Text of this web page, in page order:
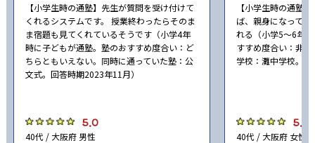
【小学生時の通塾】先生が質問を受け付けて
くれるシステムです。 授業終わったらそのま
ま宿題も見てくれているそうです（小学4年
時に子どもが通塾。塾のおすすめ度合い：ど
ちらともいえない。同時に通っていた塾：公
文式。回答時期2023年11月）
5.0
40代 / 大阪府 男性
【小学生時の通塾
ば、親身になって
れる（小学5〜6年
すすめ度合い：非
学校：灘中学校。
5.0
40代 / 大阪府 女性